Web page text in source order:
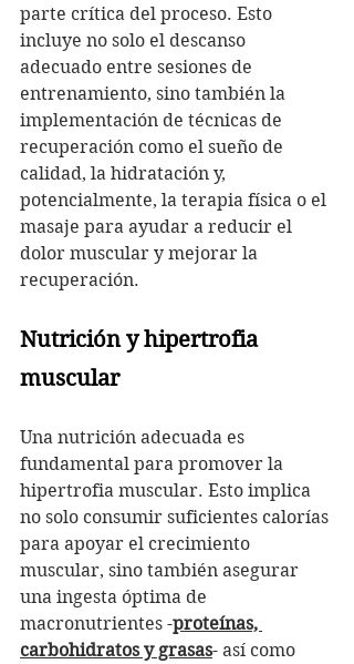
parte crítica del proceso. Esto
incluye no solo el descanso
adecuado entre sesiones de
entrenamiento, sino también la
implementación de técnicas de
recuperación como el sueño de
calidad, la hidratación y,
potencialmente, la terapia física o el
masaje para ayudar a reducir el
dolor muscular y mejorar la
recuperación.
Nutrición y hipertrofia
muscular
Una nutrición adecuada es
fundamental para promover la
hipertrofia muscular. Esto implica
no solo consumir suficientes calorías
para apoyar el crecimiento
muscular, sino también asegurar
una ingesta óptima de
macronutrientes -proteínas,
carbohidratos y grasas- así como